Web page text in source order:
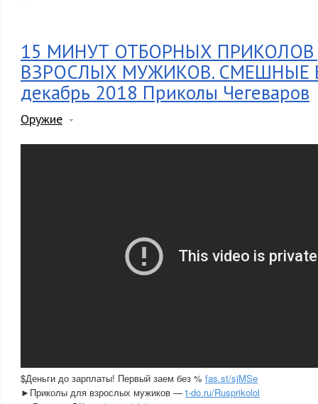
15 МИНУТ ОТБОРНЫХ
ВЗРОСЛЫХ МУЖИКОВ. СМЕШНЫЕ
декабрь 2018 Приколы Чегеваров
Оружие
$Деньги до зарплаты! Первый заем без % fas.st/sjMSe
►Приколы для взрослых мужиков — t-do.ru/Rusprikolol